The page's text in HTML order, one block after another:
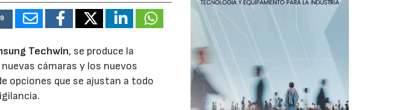
Techwin, se produce la
cámaras y los nuevos
opciones que se ajustan a todo